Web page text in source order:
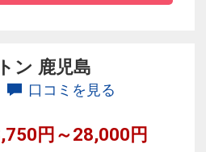
ン 鹿児島
口コミを見る
円～28,000円